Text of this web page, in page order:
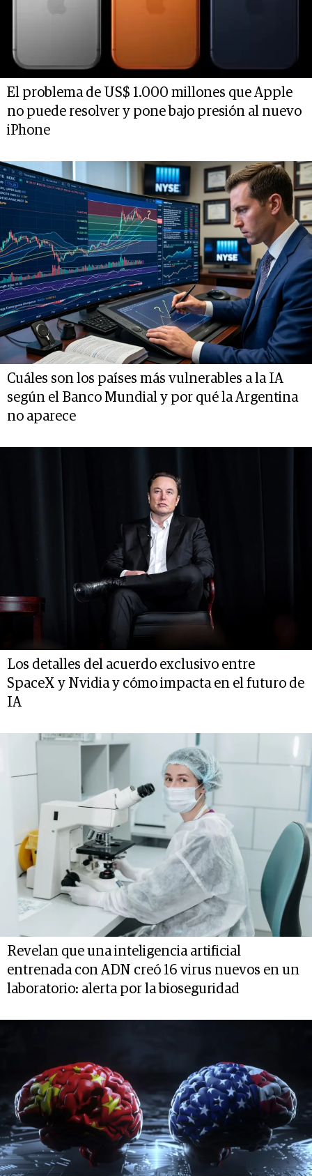
El problema de US$ 1.000 millones que Apple
no puede resolver y pone bajo presión al nuevo
iPhone
Cuáles son los países más vulnerables a la IA
según el Banco Mundial y por qué la Argentina
no aparece
Los detalles del acuerdo exclusivo entre
SpaceX y Nvidia y cómo impacta en el futuro de
IA
Revelan que una inteligencia artificial
entrenada con ADN creó 16 virus nuevos en un
laboratorio: alerta por la bioseguridad